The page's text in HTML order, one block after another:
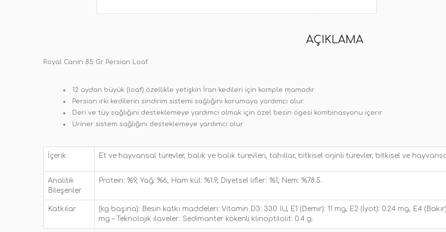
AÇIKLAMA
Royal Canin 85 Gr Persian Loaf
12 aydan büyük (loaf) özellikle yetişkin İran kedileri için komple mamadır.
Persian ırkı kedilerin sindirim sistemi sağlığını korumaya yardımcı olur.
Deri ve tüy sağlığını desteklemeye yardımcı olmak için özel besin ögesi kombinasyonu içerir.
Üriner sistem sağlığını desteklemeye yardımcı olur.
İçerik Et ve hayvansal türevler, balık ve balık türevleri, tahıllar, bitkisel orjinli türevler, bitkisel ve
Analitik
Bileşenler
Protein: %9, Yağ: %6, Ham kül: %1.9, Diyetsel lifler: %1, Nem: %78.5.
Katkılar
(kg başına): Besin katkı maddeleri: Vitamin D3: 330 IU, E1 (Demir): 11 mg, E2 (İyot): 0.24 mg, E4
mg – Teknolojik ilaveler: Sedimanter kökenli klinoptilolit: 0.4 g.